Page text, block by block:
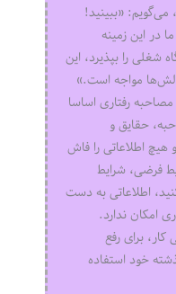
«ببینید!
در این زمینه
شغلی را بپذیرد، این
مواجه است.»
رفتاری اساسا
حقایق و
اطلاعاتی را فاش
فرضی، شرایط
اطلاعاتی به دست
امکان ندارد.
برای رفع
خود استفاده